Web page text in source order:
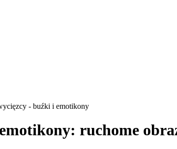
- buźki i emotikony
ruchome